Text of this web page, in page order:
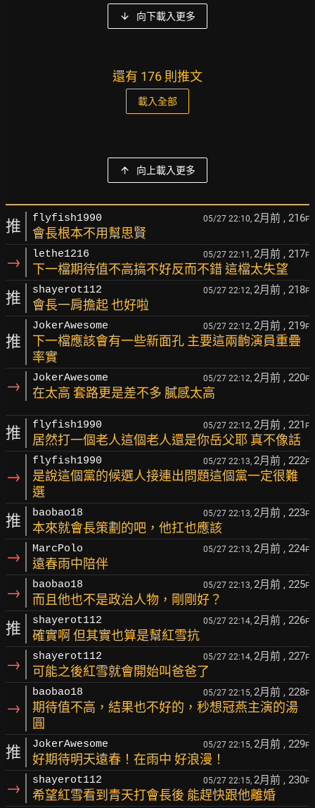
向下載入更多
還有 176 則推文
載入全部
向上載入更多
推 flyfish1990 05/27 22:10, 2月前 , 216F
會長根本不用幫思賢
→ lethe1216 05/27 22:11, 2月前 , 217F
下一檔期待值不高搞不好反而不錯 這檔太失望
推 shayerot112 05/27 22:12, 2月前 , 218F
會長一肩擔起 也好啦
推
JokerAwesome 05/27 22:12, 2月前 , 219F
下一檔應該會有一些新面孔 主要這兩齣演員重疊
率實
→ JokerAwesome 05/27 22:12, 2月前 , 220F
在太高 套路更是差不多 膩感太高
推 flyfish1990 05/27 22:12, 2月前 , 221 F
居然打一個老人這個老人還是你岳父耶 真不像話
→
flyfish1990 05/27 22:13, 2月前 , 222F
是說這個黨的候選人接連出問題這個黨一定很難
選
推 baobao18 05/27 22:13, 2月前 , 223F
本來就會長策劃的吧，他扛也應該
→ MarcPolo 05/27 22:13, 2月前 , 224F
遠春雨中陪伴
→ baobao18 05/27 22:13, 2月前 , 225F
而且他也不是政治人物，剛剛好？
推 shayerot112 05/27 22:14, 2月前 , 226F
確實啊 但其實也算是幫紅雪抗
→ shayerot112 05/27 22:14, 2月前 , 227F
可能之後紅雪就會開始叫爸爸了
→
baobao18 05/27 22:15, 2月前 , 228F
期待值不高，結果也不好的，秒想冠燕主演的湯
圓
推 JokerAwesome 05/27 22:15, 2月前 , 229F
好期待明天遠春！在雨中 好浪漫！
→ shayerot112 05/27 22:15, 2月前 , 230F
希望紅雪看到青天打會長後 能趕快跟他離婚